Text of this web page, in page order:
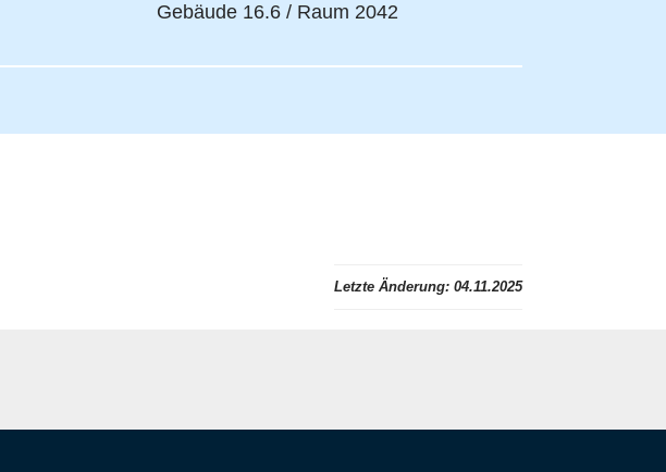
Gebäude 16.6 / Raum 2042
Letzte Änderung: 04.11.2025